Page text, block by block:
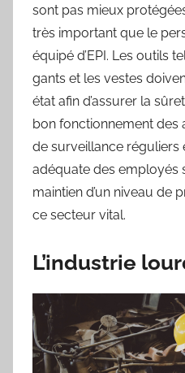
sont pas mieux
très important que le
équipé d’EPI. Les outils
gants et les vestes
état afin d’assurer la
bon fonctionnement des
de surveillance réguliers
adéquate des employés
maintien d’un niveau de
ce secteur vital.
L’industrie